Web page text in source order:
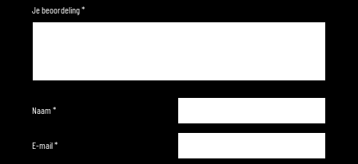
Je beoordeling*
Naam*
E-mail*